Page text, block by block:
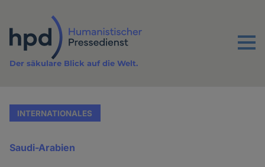
Inhalt
Menu
Der säkulare Blick auf die Welt.
INTERNATIONALES
Saudi-Arabien